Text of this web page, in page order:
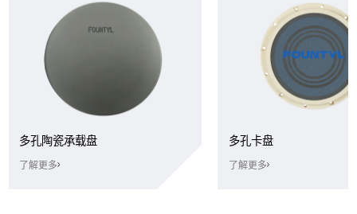
多孔陶瓷承载盘
了解更多
多孔卡盘
了解更多